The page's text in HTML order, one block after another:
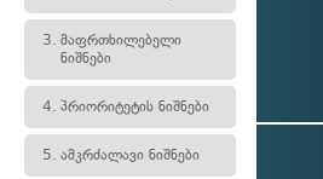
3. მაფრთხილებელი
ნიშნები
4. პრიორიტეტის ნიშნები
5. ამკრძალავი ნიშნები